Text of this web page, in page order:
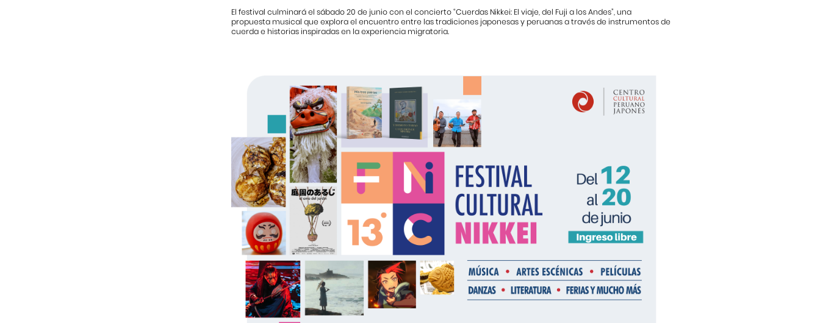
El festival culminará el sábado 20 de junio con el concierto “Cuerdas Nikkei: El viaje, del Fuji a los Andes”, una
propuesta musical que explora el encuentro entre las tradiciones japonesas y peruanas a través de instrumentos de
cuerda e historias inspiradas en la experiencia migratoria.